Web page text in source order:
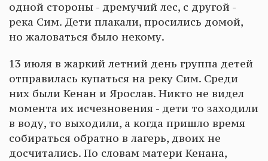
одной стороны - дремучий лес, с другой -
река Сим. Дети плакали, просились домой,
но жаловаться было некому.
13 июля в жаркий летний день группа детей
отправилась купаться на реку Сим. Среди
них были Кенан и Ярослав. Никто не видел
момента их исчезновения - дети то заходили
в воду, то выходили, а когда пришло время
собираться обратно в лагерь, двоих не
досчитались. По словам матери Кенана,